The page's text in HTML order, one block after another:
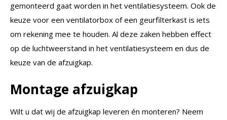
gemonteerd gaat worden in het ventilatiesysteem. Ook de
keuze voor een ventilatorbox of een geurfilterkast is iets
om rekening mee te houden. Al deze zaken hebben effect
op de luchtweerstand in het ventilatiesysteem en dus de
keuze van de afzuigkap.
Montage afzuigkap
Wilt u dat wij de afzuigkap leveren én monteren? Neem